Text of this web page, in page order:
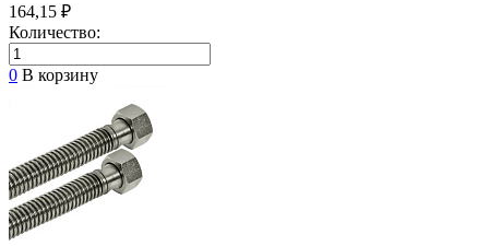
164,15 ₽
Количество:
0 В корзину